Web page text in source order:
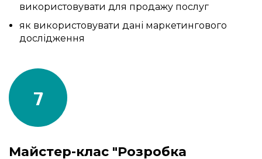
використовувати для продажу послуг
як використовувати дані маркетингового
дослідження
7
Майстер-клас "Розробка